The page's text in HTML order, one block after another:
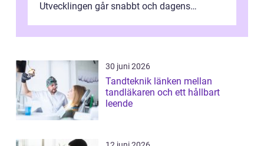
Utvecklingen går snabbt och dagens
30 juni 2026
Tandteknik länken mellan
tandläkaren och ett hållbart
leende